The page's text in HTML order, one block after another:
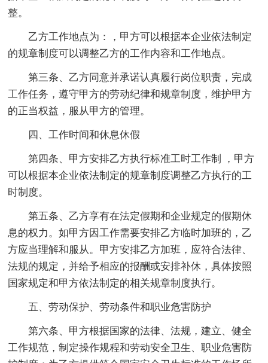
整。
乙方工作地点为：，甲方可以根据本企业依法制定
的规章制度可以调整乙方的工作内容和工作地点。
第三条、乙方同意并承诺认真履行岗位职责，完成
工作任务，遵守甲方的劳动纪律和规章制度，维护甲方
的正当权益，服从甲方的管理。
四、工作时间和休息休假
第四条、甲方安排乙方执行标准工时工作制 ，甲方
可以根据本企业依法制定的规章制度调整乙方执行的工
时制度。
第五条、乙方享有在法定假期和企业规定的假期休
息的权力。如甲方因工作需要安排乙方临时加班的，乙
方应当理解和服从。甲方安排乙方加班，应符合法律、
法规的规定，并给予相应的报酬或安排补休，具体按照
国家规定和甲方依法制定的相关规章制度执行。
五、劳动保护、劳动条件和职业危害防护
第六条、甲方根据国家的法律、法规，建立、健全
工作规范，制定操作规程和劳动安全卫生、职业危害防